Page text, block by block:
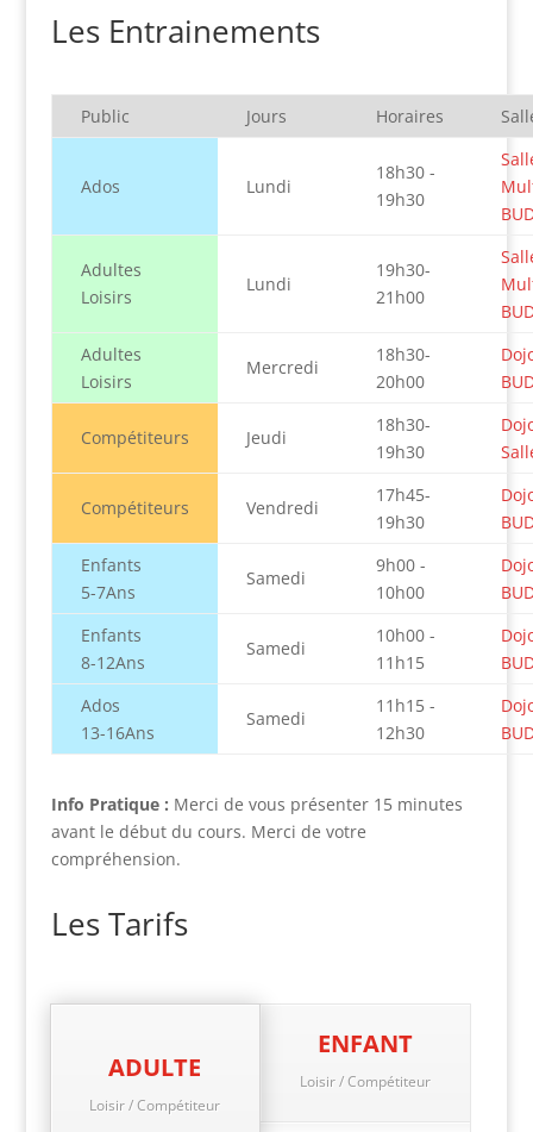
Les Entrainements
Public Jours Horaires
Ados Lundi
18h30 -
19h30
Adultes
Loisirs
Lundi
19h30-
21h00
Adultes
Loisirs
Mercredi
18h30-
20h00
Compétiteurs Jeudi
18h30-
19h30
Compétiteurs Vendredi
17h45-
19h30
Enfants
5-7Ans
Samedi
9h00 -
10h00
Enfants
8-12Ans
Samedi
10h00 -
11h15
Ados
13-16Ans
Samedi
11h15 -
12h30
Info Pratique : Merci de vous présenter 15 minutes
avant le début du cours. Merci de votre
compréhension.
Les Tarifs
ADULTE
Loisir / Compétiteur
ENFANT
Loisir / Compétiteur